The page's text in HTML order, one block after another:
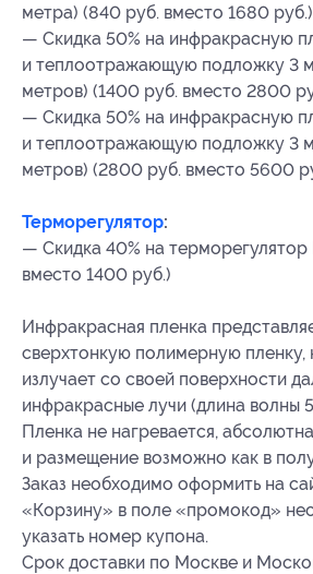
метра) (840 руб. вместо 1680 руб.)
— Скидка 50% на инфракрасную
и теплоотражающую подложку 3
метров) (1400 руб. вместо 2800
— Скидка 50% на инфракрасную
и теплоотражающую подложку 3
метров) (2800 руб. вместо 5600
Терморегулятор:
— Скидка 40% на терморегулятор
вместо 1400 руб.)
Инфракрасная пленка
сверхтонкую полимерную пленку,
излучает со своей поверхности
инфракрасные лучи (длина волны
Пленка не нагревается,
и размещение возможно как в
Заказ необходимо оформить на
«Корзину» в поле «промокод»
указать номер купона.
Срок доставки по Москве и